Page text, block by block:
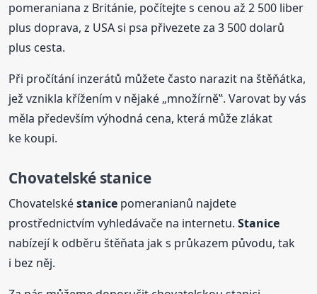
pomeraniana z Británie, počítejte s cenou až 2 500 liber
plus doprava, z USA si psa přivezete za 3 500 dolarů
plus cesta.
Při pročítání inzerátů můžete často narazit na štěňátka,
jež vznikla křížením v nějaké „množírně‟. Varovat by vás
měla především výhodná cena, která může zlákat
ke koupi.
Chovatelské stanice
Chovatelskéstanice pomeranianů najdete
prostřednictvím vyhledávače na internetu.Stanice
nabízejí k odběru štěňata jak s průkazem původu, tak
i bez něj.